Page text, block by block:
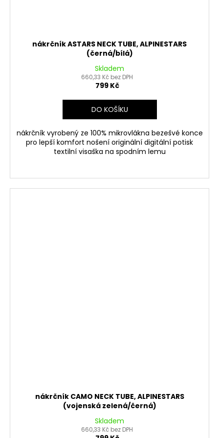
nákrčník ASTARS NECK TUBE, ALPINESTARS
(černá/bílá)
Skladem
660,33 Kč bez DPH
799 Kč
DO KOŠÍKU
nákrčník vyrobený ze 100% mikrovlákna bezešvé konce
pro lepší komfort nošení originální digitální potisk
textilní visaška na spodním lemu
nákrčník CAMO NECK TUBE, ALPINESTARS
(vojenská zelená/černá)
Skladem
660,33 Kč bez DPH